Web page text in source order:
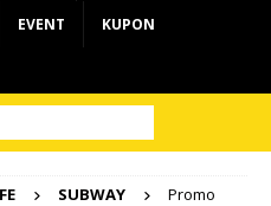
EVENT KUPON
SUBWAY
Promo